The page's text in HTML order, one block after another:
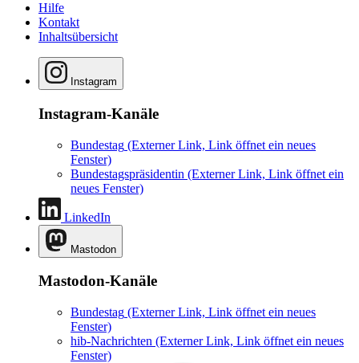
Hilfe
Kontakt
Inhaltsübersicht
Instagram
Instagram-Kanäle
Bundestag (Externer Link, Link öffnet ein neues
Fenster)
Bundestagspräsidentin (Externer Link, Link öffnet ein
neues Fenster)
LinkedIn
Mastodon
Mastodon-Kanäle
Bundestag (Externer Link, Link öffnet ein neues
Fenster)
hib-Nachrichten (Externer Link, Link öffnet ein neues
Fenster)